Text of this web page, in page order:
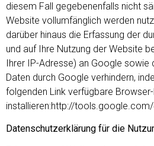
diesem Fall gegebenenfalls nicht
Website vollumfänglich werden
darüber hinaus die Erfassung der
und auf Ihre Nutzung der Website
Ihrer IP-Adresse) an Google sowie
Daten durch Google verhindern,
folgenden Link verfügbare
installieren:http://
Datenschutzerklärung für die